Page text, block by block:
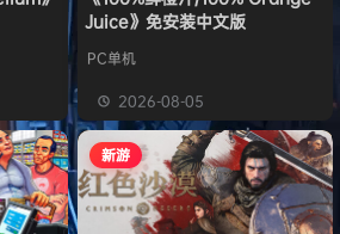
Juice》免安装中文版
PC单机
2026-08-05
新游